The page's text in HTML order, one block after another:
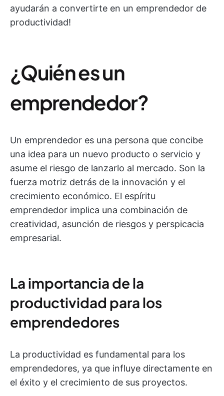
ayudarán a convertirte en un emprendedor de
productividad!
¿Quién es un
emprendedor?
Un emprendedor es una persona que concibe
una idea para un nuevo producto o servicio y
asume el riesgo de lanzarlo al mercado. Son la
fuerza motriz detrás de la innovación y el
crecimiento económico. El espíritu
emprendedor implica una combinación de
creatividad, asunción de riesgos y perspicacia
empresarial.
La importancia de la
productividad para los
emprendedores
La productividad es fundamental para los
emprendedores, ya que influye directamente en
el éxito y el crecimiento de sus proyectos.